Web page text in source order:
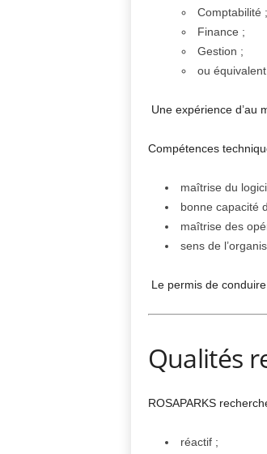
Comptabilité ;
Finance ;
Gestion ;
ou équivalent.
Une expérience d’au
Compétences
maîtrise du
bonne capacité
maîtrise des
sens de
Le permis de
Qualités
ROSAPARKS
réactif ;